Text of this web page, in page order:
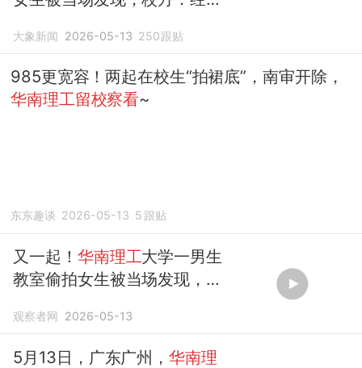
看一年处分
大象新闻 2026-05-13 250跟贴
985更宽容！两起在校生“拍裙底”，南审开除，
华南理工留校察看~
东东趣谈 2026-05-13 5 跟贴
又一起！ 华南理工大学一男生
教室偷拍女生被当场发现，校
观察者网 2026-05-13
5月13日，广东广州，华南理